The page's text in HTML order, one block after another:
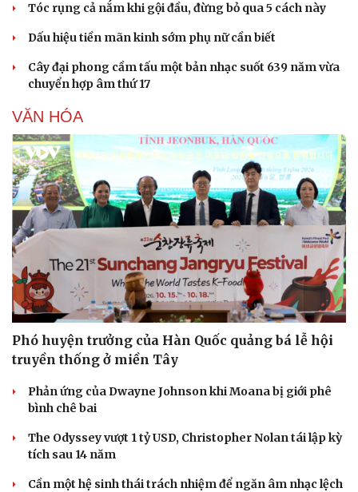
Sức khỏe
Dinh dưỡng - món ngon
Cây thuốc
Sản phụ khoa
Nhi khoa
Nam khoa
Làm đẹp - giảm cân
Phòng mạch online
Ăn sạch sống khỏe
Đời sống
Nhà đẹp
Blog
Tình yêu - Gia đình
Tóc rụng cả nắm khi gội đầu, đừng bỏ qua 5 cách này
Dấu hiệu tiền mãn kinh sớm phụ nữ cần biết
Cây đại phong cầm tấu một bản nhạc suốt 639 năm vừa
chuyển hợp âm thứ 17
VĂN HÓA
Phó huyện trưởng của Hàn Quốc quảng bá lễ hội
truyền thống ở miền Tây
Phản ứng của Dwayne Johnson khi Moana bị giới phê
bình chê bai
The Odyssey vượt 1 tỷ USD, Christopher Nolan tái lập kỳ
tích sau 14 năm
Cần một hệ sinh thái trách nhiệm để ngăn âm nhạc lệch